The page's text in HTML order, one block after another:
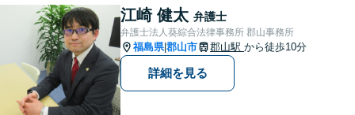
も可能】
江崎 健太 弁護士
弁護士法人葵綜合法律事務所 郡山事務所
福島県|郡山市 郡山駅 から徒歩10分
詳細を見る